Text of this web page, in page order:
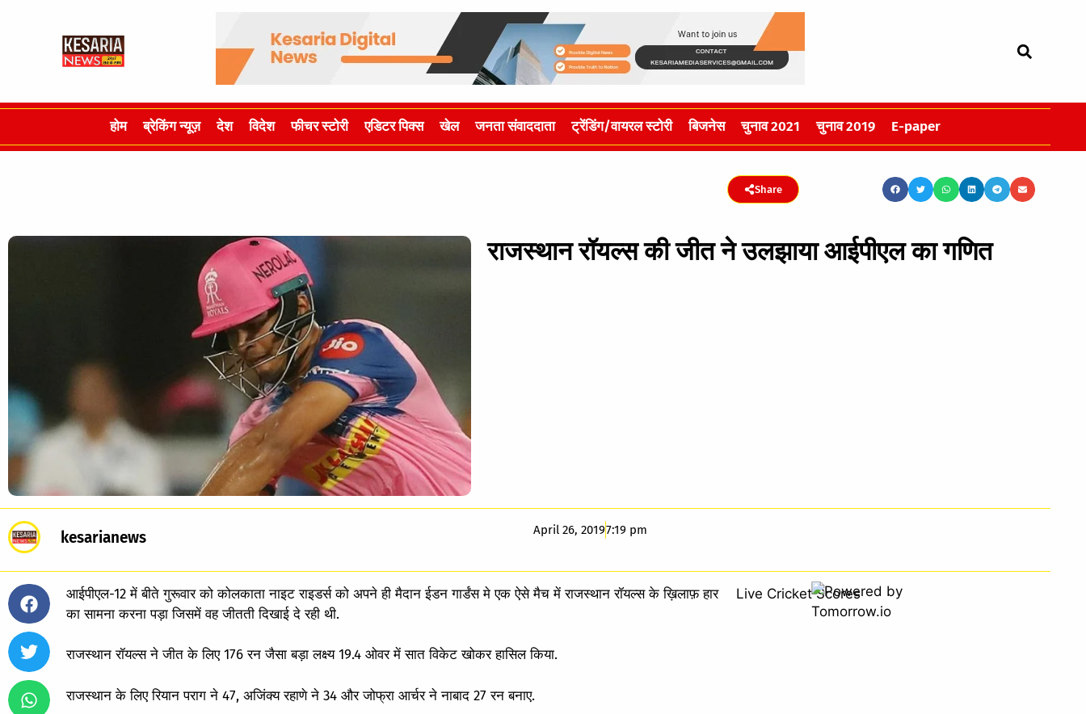
होम ब्रेकिंग न्यूज़ देश विदेश फीचर स्टोरी एडिटर पिक्स खेल जनता संवाददाता ट्रेंडिंग/वायरल स्टोरी बिजनेस चुनाव 2021 चुनाव 2019 E-paper
Share
राजस्थान रॉयल्स की जीत ने उलझाया आईपीएल का गणित
kesarianews April 26, 20197:19 pm
आईपीएल-12 में बीते गुरूवार को कोलकाता नाइट राइडर्स को अपने ही मैदान ईडन गार्डंस मे एक ऐसे मैच में राजस्थान रॉयल्स के ख़िलाफ़ हार
का सामना करना पड़ा जिसमें वह जीतती दिखाई दे रही थी.
राजस्थान रॉयल्स ने जीत के लिए 176 रन जैसा बड़ा लक्ष्य 19.4 ओवर में सात विकेट खोकर हासिल किया.
राजस्थान के लिए रियान पराग ने 47, अजिंक्य रहाणे ने 34 और जोफ्रा आर्चर ने नाबाद 27 रन बनाए.
Live Cricket Scores